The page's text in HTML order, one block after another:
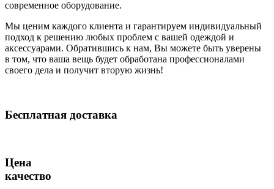
современное оборудование.
Мы ценим каждого клиента и гарантируем индивидуальный
подход к решению любых проблем с вашей одеждой и
аксессуарами. Обратившись к нам, Вы можете быть уверены
в том, что ваша вещь будет обработана профессионалами
своего дела и получит вторую жизнь!
Бесплатная доставка
Цена
качество